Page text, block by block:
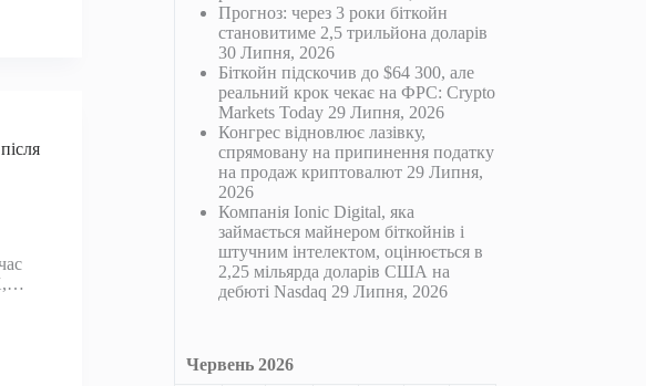
Прогноз: через 3 роки біткойн
становитиме 2,5 трильйона доларів
30 Липня, 2026
Біткойн підскочив до $64 300, але
реальний крок чекає на ФРС: Crypto
Markets Today 29 Липня, 2026
Конгрес відновлює лазівку,
спрямовану на припинення податку
на продаж криптовалют 29 Липня,
2026
Компанія Ionic Digital, яка
займається майнером біткойнів і
штучним інтелектом, оцінюється в
2,25 мільярда доларів США на
дебюті Nasdaq 29 Липня, 2026
Червень 2026